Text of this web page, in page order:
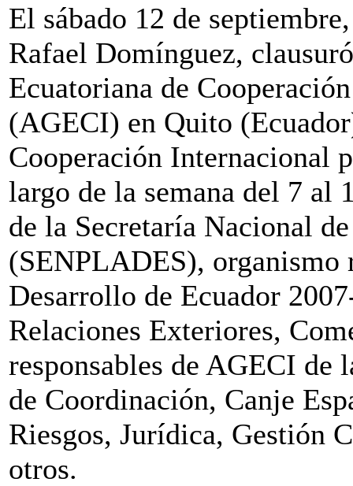
El sábado 12 de
Rafael Domínguez,
Ecuatoriana de
(AGECI) en Quito
Cooperación Internacional
largo de la semana del 7 al
de la Secretaría Nacional
(SENPLADES), organismo
Desarrollo de Ecuador
Relaciones Exteriores,
responsables de AGECI de
de Coordinación, Canje
Riesgos, Jurídica, Gestión
otros.